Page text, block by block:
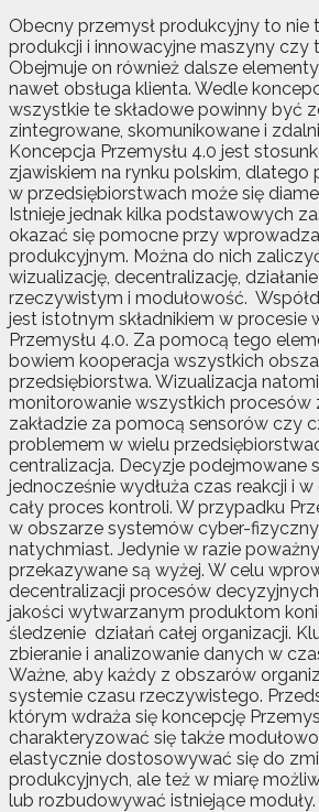
Obecny przemysł produkcyjny to nie
produkcji i innowacyjne maszyny czy
Obejmuje on również dalsze
nawet obsługa klienta. Wedle
wszystkie te składowe powinny być
zintegrowane, skomunikowane i
Koncepcja Przemysłu 4.0 jest
zjawiskiem na rynku polskim, dlatego
w przedsiębiorstwach może się
Istnieje jednak kilka podstawowych
okazać się pomocne przy
produkcyjnym. Można do nich
wizualizację, decentralizację,
rzeczywistym i modułowość.
jest istotnym składnikiem w procesie
Przemysłu 4.0. Za pomocą tego
bowiem kooperacja wszystkich
przedsiębiorstwa. Wizualizacja
monitorowanie wszystkich procesów
zakładzie za pomocą sensorów czy
problemem w wielu
centralizacja. Decyzje podejmowane
jednocześnie wydłuża czas reakcji i
cały proces kontroli. W przypadku
w obszarze systemów cyber-
natychmiast. Jedynie w razie
przekazywane są wyżej. W celu
decentralizacji procesów
jakości wytwarzanym produktom
śledzenie działań całej organizacji.
zbieranie i analizowanie danych w
Ważne, aby każdy z obszarów
systemie czasu rzeczywistego.
którym wdraża się koncepcję
charakteryzować się także
elastycznie dostosowywać się do
produkcyjnych, ale też w miarę
lub rozbudowywać istniejące moduły.